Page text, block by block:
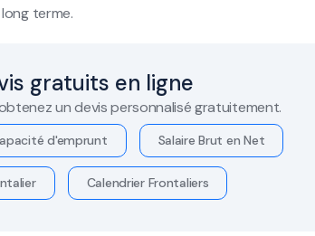
terme.
gratuits en ligne
un devis personnalisé gratuitement.
d'emprunt Salaire Brut en Net
Calendrier Frontaliers